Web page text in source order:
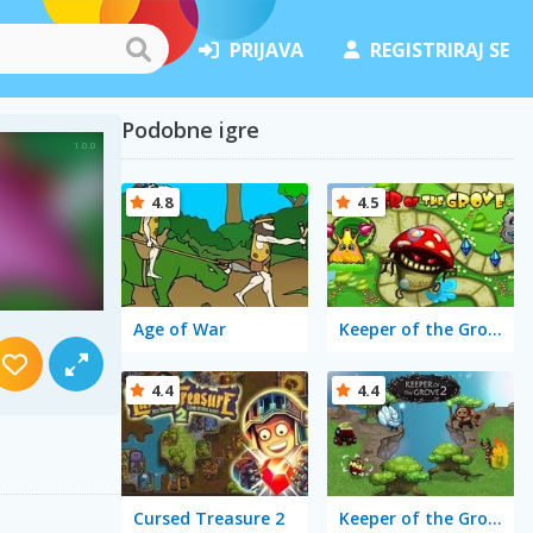
PRIJAVA REGISTRIRAJ SE
Podobne igre
Age of War
4.8
Keeper of the Grove
4.5
Cursed Treasure 2
4.4
Keeper of the Grove 2
4.4